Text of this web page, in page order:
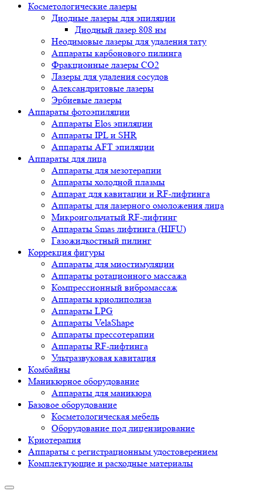
Косметологические лазеры
Диодные лазеры для эпиляции
Диодный лазер 808 нм
Неодимовые лазеры для удаления тату
Аппараты карбонового пилинга
Фракционные лазеры CO2
Лазеры для удаления сосудов
Александритовые лазеры
Эрбиевые лазеры
Аппараты фотоэпиляции
Аппараты Elos эпиляции
Аппараты IPL и SHR
Аппараты AFT эпиляции
Аппараты для лица
Аппараты для мезотерапии
Аппараты холодной плазмы
Аппарат для кавитации и RF-лифтинга
Аппараты для лазерного омоложения лица
Микроигольчатый RF-лифтинг
Аппараты Smas лифтинга (HIFU)
Газожидкостный пилинг
Коррекция фигуры
Аппараты для миостимуляции
Аппараты ротационного массажа
Компрессионный вибромассаж
Аппараты криолиполиза
Аппараты LPG
Аппараты VelaShape
Аппараты прессотерапии
Аппараты RF-лифтинга
Ультразвуковая кавитация
Комбайны
Маникюрное оборудование
Аппараты для маникюра
Базовое оборудование
Косметологическая мебель
Оборудование под лицензирование
Криотерапия
Аппараты c регистрационным удостоверением
Комплектующие и расходные материалы